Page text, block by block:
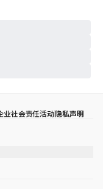
业社会责任活动隐私声明